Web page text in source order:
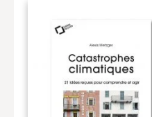
Nature
Religions